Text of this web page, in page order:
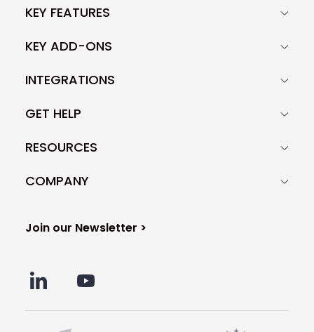
KEY FEATURES
KEY ADD-ONS
INTEGRATIONS
GET HELP
RESOURCES
COMPANY
Join our Newsletter >